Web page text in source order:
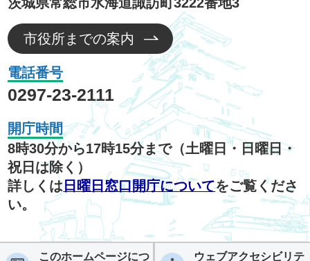
市役所までの案内
電話番号
0297-23-2111
開庁時間
8時30分から17時15分まで（土曜日・日曜日・
祝日は除く）
詳しくは 日曜日窓口開庁についてをご覧くださ
い。
このホームページにつ ウェブアクセシビリテ